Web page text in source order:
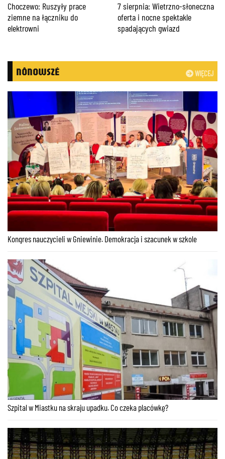
Choczewo: Ruszyły prace
ziemne na łączniku do
elektrowni
7 sierpnia: Wietrzno-słoneczna
oferta i nocne spektakle
spadających gwiazd
WIĘCEJ
NÔNOWSZÉ
Kongres nauczycieli w Gniewinie. Demokracja i szacunek w szkole
Szpital w Miastku na skraju upadku. Co czeka placówkę?